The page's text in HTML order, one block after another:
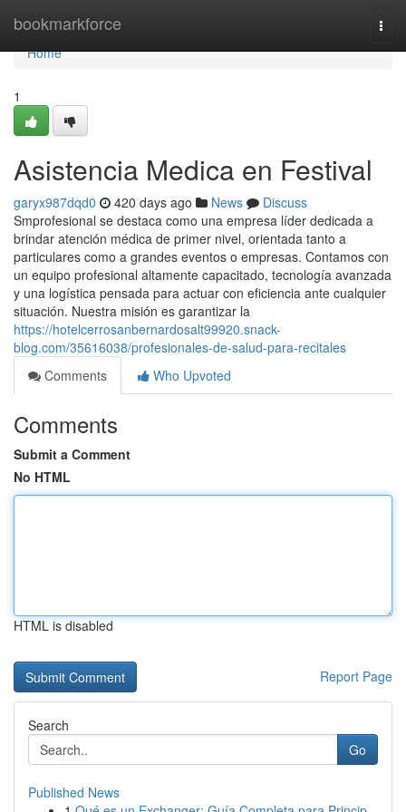
bookmarkforce
Home
Home
1
Asistencia Medica en Festival
garyx987dqd0 420 days ago News
Discuss
Smprofesional se destaca como una empresa líder dedicada a
brindar atención médica de primer nivel, orientada tanto a
particulares como a grandes eventos o empresas. Contamos con
un equipo profesional altamente capacitado, tecnología avanzada
y una logística pensada para actuar con eficiencia ante cualquier
situación. Nuestra misión es garantizar la
https://hotelcerrosanbernardosalt99920.snack-
blog.com/35616038/profesionales-de-salud-para-recitales
Comments
Who Upvoted
Comments
Submit a Comment
No HTML
HTML is disabled
Report Page
Search
Go
Published News